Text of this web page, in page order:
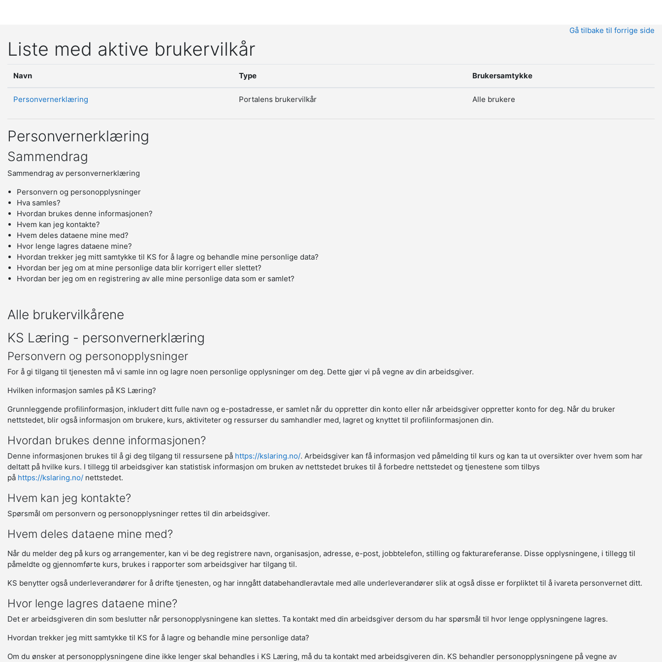
Gå tilbake til forrige side
Liste med aktive brukervilkår
Navn Type Brukersamtykke
Personvernerklæring Portalens brukervilkår Alle brukere
Personvernerklæring
Sammendrag
Sammendrag av personvernerklæring
Personvern og personopplysninger
Hva samles?
Hvordan brukes denne informasjonen?
Hvem kan jeg kontakte?
Hvem deles dataene mine med?
Hvor lenge lagres dataene mine?
Hvordan trekker jeg mitt samtykke til KS for å lagre og behandle mine personlige data?
Hvordan ber jeg om at mine personlige data blir korrigert eller slettet?
Hvordan ber jeg om en registrering av alle mine personlige data som er samlet?
Alle brukervilkårene
KS Læring - personvernerklæring
Personvern og personopplysninger
For å gi tilgang til tjenesten må vi samle inn og lagre noen personlige opplysninger om deg. Dette gjør vi på vegne av din arbeidsgiver.
Hvilken informasjon samles på KS Læring?
Grunnleggende profilinformasjon, inkludert ditt fulle navn og e-postadresse, er samlet når du oppretter din konto eller når arbeidsgiver oppretter konto for deg. Når du bruker
nettstedet, blir også informasjon om brukere, kurs, aktiviteter og ressurser du samhandler med, lagret og knyttet til profilinformasjonen din.
Hvordan brukes denne informasjonen?
Denne informasjonen brukes til å gi deg tilgang til ressursene på https://kslaring.no/. Arbeidsgiver kan få informasjon ved påmelding til kurs og kan ta ut oversikter over hvem som har
deltatt på hvilke kurs. I tillegg til arbeidsgiver kan statistisk informasjon om bruken av nettstedet brukes til å forbedre nettstedet og tjenestene som tilbys
på https://kslaring.no/ nettstedet.
Hvem kan jeg kontakte?
Spørsmål om personvern og personopplysninger rettes til din arbeidsgiver.
Hvem deles dataene mine med?
Når du melder deg på kurs og arrangementer, kan vi be deg registrere navn, organisasjon, adresse, e-post, jobbtelefon, stilling og fakturareferanse. Disse opplysningene, i tillegg til
påmeldte og gjennomførte kurs, brukes i rapporter som arbeidsgiver har tilgang til.
KS benytter også underleverandører for å drifte tjenesten, og har inngått databehandleravtale med alle underleverandører slik at også disse er forpliktet til å ivareta personvernet ditt.
Hvor lenge lagres dataene mine?
Det er arbeidsgiveren din som beslutter når personopplysningene kan slettes. Ta kontakt med din arbeidsgiver dersom du har spørsmål til hvor lenge opplysningene lagres.
Hvordan trekker jeg mitt samtykke til KS for å lagre og behandle mine personlige data?
Om du ønsker at personopplysningene dine ikke lenger skal behandles i KS Læring, må du ta kontakt med arbeidsgiveren din. KS behandler personopplysningene på vegne av